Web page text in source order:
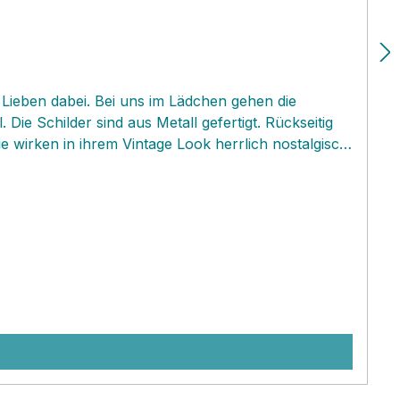
dabei. Bei uns im Lädchen gehen die
Schilder sind aus Metall gefertigt. Rückseitig
wirken in ihrem Vintage Look herrlich nostalgisch